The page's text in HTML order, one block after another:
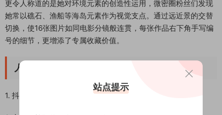
更令人称道的是她对环境元素的创造性运用，微密圈粉丝们发现
她常以礁石、渔船等海岛元素作为视觉支点。通过远近景的交替
切换，使16张图片如同电影分镜般连贯，每张作品右下角手写编
号的细节，更增添了专属收藏价值。
人气图集系列推荐
1. 抖音刘二萌微密圈《晨雾灯塔》系列
站点提示